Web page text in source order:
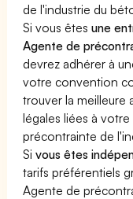
de l'industrie du
Si vous êtesune
Agente de
devrez adhérer à
votre convention
trouver la meilleure
légales liées à
précontrainte de
Sivous êtes
tarifs préférentiels
Agente de